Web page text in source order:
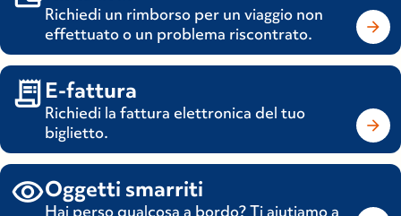
da lunedì a sabato dalle 8:00 alle 20:45
Videochiamata con operatore interprete
LIS:
martedì dalle 8:30 alle 13:30
giovedì dalle 13:30 alle 15:30
sabato dalle 15:30 alle 20:45
Richiedi un rimborso per un viaggio non
effettuato o un problema riscontrato.
E-fattura
Richiedi la fattura elettronica del tuo
biglietto.
Oggetti smarriti
Hai perso qualcosa a bordo? Ti aiutiamo a